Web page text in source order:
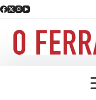
Saltar
ao